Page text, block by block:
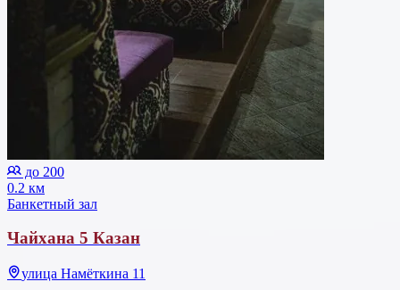
до 200
0.2 км
Банкетный зал
Чайхана 5 Казан
улица Намёткина 11